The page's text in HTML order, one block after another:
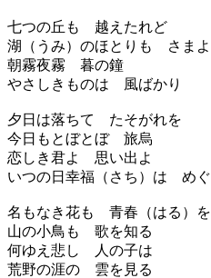
七つの丘も 越えたれど
湖（うみ）のほとりも さま
朝霧夜霧 暮の鐘
やさしきものは 風ばかり
夕日は落ちて たそがれを
今日もとぼとぼ 旅烏
恋しき君よ 思い出よ
いつの日幸福（さち）は め
名もなき花も 青春（はる）を
山の小鳥も 歌を知る
何ゆえ悲し 人の子は
荒野の涯の 雲を見る